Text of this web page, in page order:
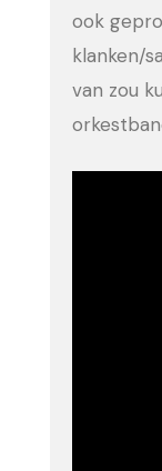
ook
klanken/
van zou